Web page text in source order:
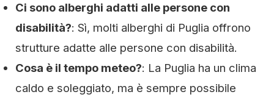
Ci sono alberghi adatti alle persone con
disabilità?: Sì, molti alberghi di Puglia offrono
strutture adatte alle persone con disabilità.
Cosa è il tempo meteo?: La Puglia ha un clima
caldo e soleggiato, ma è sempre possibile